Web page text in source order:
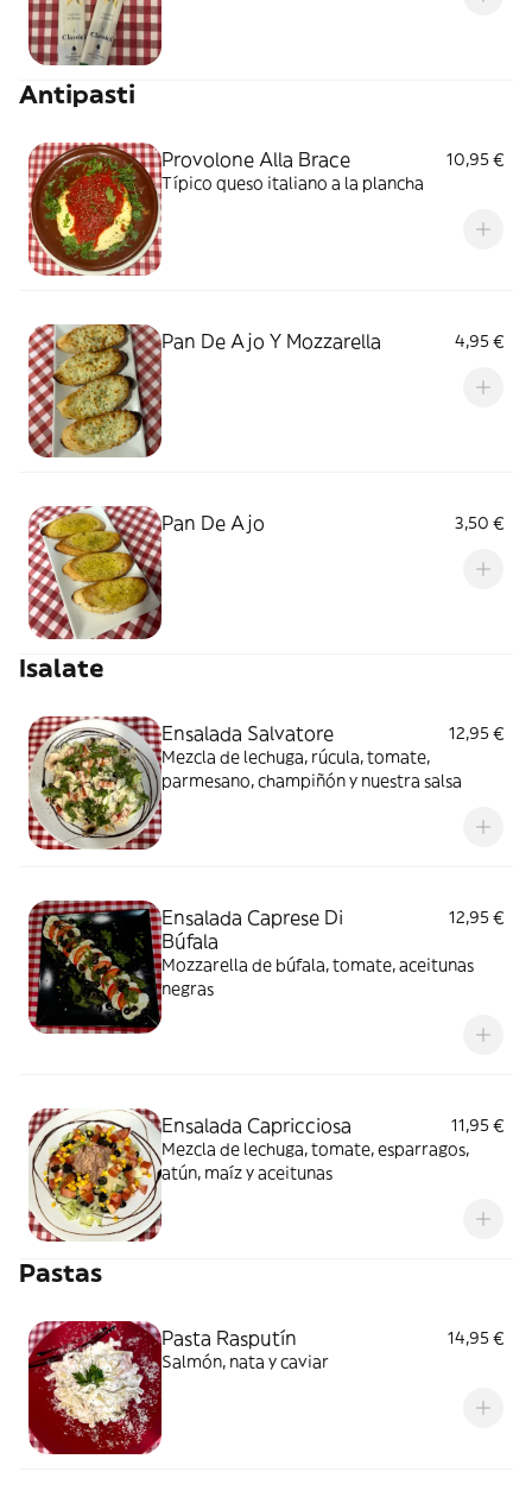
Antipasti
Provolone Alla Brace
10,95 €
Típico queso italiano a la plancha
Pan De Ajo Y Mozzarella 4,95 €
Pan De Ajo 3,50 €
Isalate
Ensalada Salvatore
12,95 €
Mezcla de lechuga, rúcula, tomate,
parmesano, champiñón y nuestra salsa
Ensalada Caprese Di
Búfala
12,95 €
Mozzarella de búfala, tomate, aceitunas
negras
Ensalada Capricciosa
11,95 €
Mezcla de lechuga, tomate, esparragos,
atún, maíz y aceitunas
Pastas
Pasta Rasputín
14,95 €
Salmón, nata y caviar